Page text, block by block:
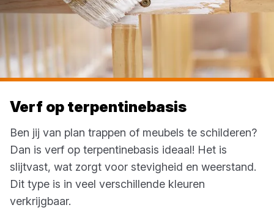
Verf op terpentinebasis
Ben jij van plan trappen of meubels te schilderen?
Dan is verf op terpentinebasis ideaal! Het is
slijtvast, wat zorgt voor stevigheid en weerstand.
Dit type is in veel verschillende kleuren
verkrijgbaar.